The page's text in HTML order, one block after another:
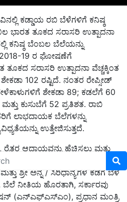
ಕಡ್ಡಾಯ ರಬಿ ಬೆಳೆಗಳಿಗೆ ಕನಿಷ್ಠ
ತೂಕದ ಸರಾಸರಿ ಉತ್ಪಾದನಾ
ಕನಿಷ್ಠ ಬೆಂಬಲ ಬೆಲೆಯನ್ನು
19 ರ ಘೋಷಣೆಗೆ
ಸರಾಸರಿ ಉತ್ಪಾದನಾ ವೆಚ್ಚಕ್ಕಿಂತ
102 ರಷ್ಟಿದೆ. ನಂತರ ರೇಪ್ಸೀಡ್
ಶೇಕಡಾ 89; ಕಡಲೆಗೆ 60
ಕುಸುಬೆಗೆ 52 ಪ್ರತಿಶತ. ರಾಬಿ
ಲಾಭದಾಯಕ ಬೆಲೆಗಳನ್ನು
ಉತ್ತೇಜಿಸುತ್ತದೆ.
ಆದಾಯವನ್ನು ಹೆಚ್ಚಿಸಲು ಮತ್ತು
ಕಡಿಮೆ ಮಾಡಲು ಸರ್ಕಾರವು
ಶ್ರೀ ಅನ್ನ / ಸಿರಿಧಾನ್ಯಗಳ ಕಡೆಗೆ ಬೆಳೆ
ಬೆಲೆ ನೀತಿಯ ಹೊರತಾಗಿ, ಸರ್ಕಾರವು
(ಎನ್ಎಫ್ಎಸ್ಎಂ), ಪ್ರಧಾನ ಮಂತ್ರಿ